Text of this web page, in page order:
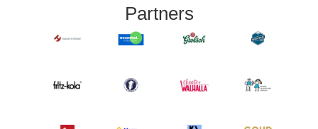
Partners